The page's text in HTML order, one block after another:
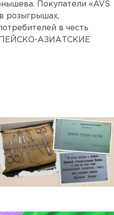
Покупатели «AVS
розыгрышах,
в честь
АЗИАТСКИЕ